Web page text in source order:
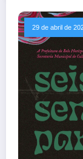
29 de abril de